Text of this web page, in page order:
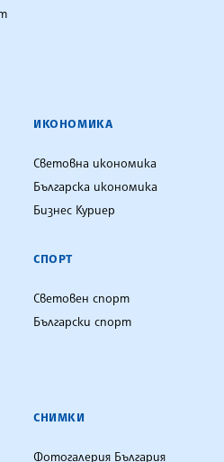
ИКОНОМИКА
Световна икономика
Българска икономика
Бизнес Куриер
СПОРТ
Световен спорт
Български спорт
СНИМКИ
Фотогалерия България